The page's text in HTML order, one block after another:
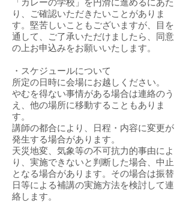
「カレーの学校」を円滑に進めるにあた
り、ご確認いただきたいことがありま
す。堅苦しいこともございますが、目を
通して、ご了承いただけましたら、同意
の上お申込みをお願いいたします。
・スケジュールについて
所定の日時に会場にお越しください。
やむを得ない事情がある場合は連絡のう
え、他の場所に移動することもありま
す。
講師の都合により、日程・内容に変更が
発生する場合があります。
天災地変、気象等の不可抗力的事由によ
り、実施できないと判断した場合、中止
となる場合があります。その場合は振替
日等による補講の実施方法を検討して連
絡します。